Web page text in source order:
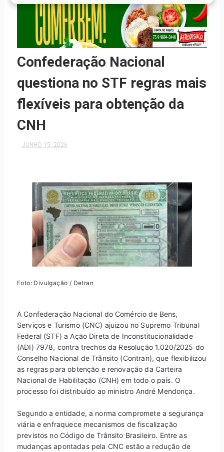
Confederação Nacional
questiona no STF regras mais
flexíveis para obtenção da
CNH
JUNHO 15, 2026
Foto: Divulgação / Detran
A Confederação Nacional do Comércio de Bens,
Serviços e Turismo (CNC) ajuizou no Supremo Tribunal
Federal (STF) a Ação Direta de Inconstitucionalidade
(ADI) 7978, contra trechos da Resolução 1.020/2025 do
Conselho Nacional de Trânsito (Contran), que flexibilizou
as regras para obtenção e renovação da Carteira
Nacional de Habilitação (CNH) em todo o país. O
processo foi distribuído ao ministro André Mendonça.
Segundo a entidade, a norma compromete a segurança
viária e enfraquece mecanismos de fiscalização
previstos no Código de Trânsito Brasileiro. Entre as
mudanças apontadas pela CNC estão a redução de